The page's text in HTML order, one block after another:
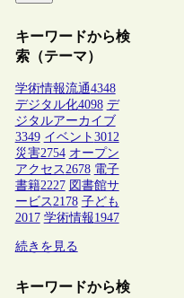
キーワードから検
索（テーマ）
学術情報流通4348
デジタル化4098 デ
ジタルアーカイブ
3349 イベント 3012
災害2754 オープン
アクセス2678 電子
書籍2227 図書館サ
ービス2178 子ども
2017 学術情報1947
続きを見る
キーワードから検